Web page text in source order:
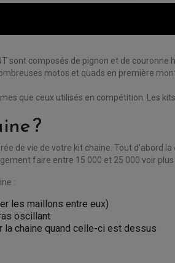
sont composés de pignon et de
motos et quads en première
que ceux utilisés en compétition. Les
?
de vie de votre kit chaine. Tout
faire entre 15 000 et 25 000 voir
:
les maillons entre eux)
oscillant
la chaine quand celle-ci est dessus